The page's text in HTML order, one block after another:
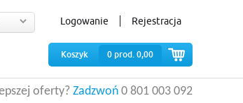
Logowanie Rejestracja
Koszyk 0 prod. 0,00
oferty? Zadzwoń 0 801 003 092